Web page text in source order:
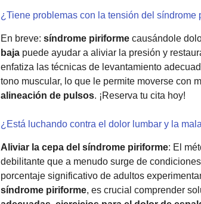
¿Tiene problemas con la tensión del síndrome
En breve: síndrome piriforme causándole
baja puede ayudar a aliviar la presión y
enfatiza las técnicas de levantamiento
tono muscular, lo que le permite moverse con
alineación de pulsos. ¡Reserva tu cita hoy!
¿Está luchando contra el dolor lumbar y la
Aliviar la cepa del síndrome piriforme: El
debilitante que a menudo surge de
porcentaje significativo de adultos
síndrome piriforme, es crucial comprender